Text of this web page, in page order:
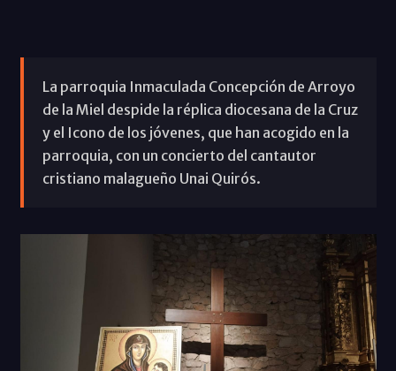
La parroquia Inmaculada Concepción de Arroyo
de la Miel despide la réplica diocesana de la Cruz
y el Icono de los jóvenes, que han acogido en la
parroquia, con un concierto del cantautor
cristiano malagueño Unai Quirós.